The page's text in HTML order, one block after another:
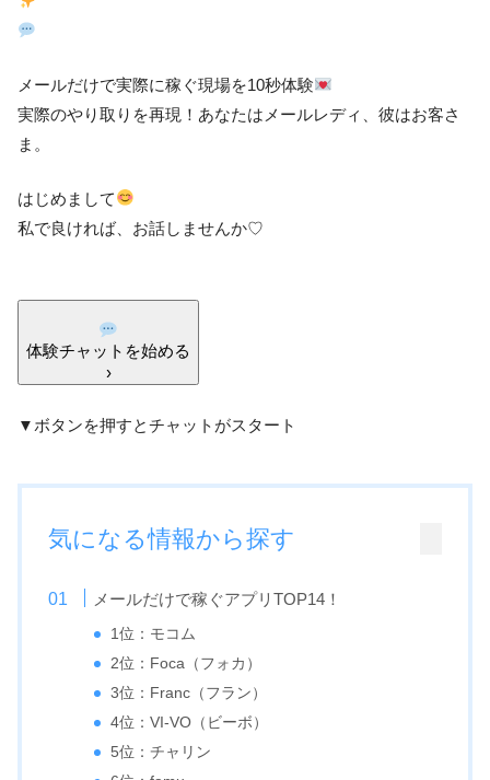
メールだけで実際に稼ぐ現場を10秒体験
実際のやり取りを再現！あなたはメールレディ、彼はお客さ
ま。
はじめまして
私で良ければ、お話しませんか♡
体験チャットを始める
›
▼ボタンを押すとチャットがスタート
気になる情報から探す
メールだけで稼ぐアプリTOP14！
1位：モコム
2位：Foca（フォカ）
3位：Franc（フラン）
4位：VI-VO（ビーボ）
5位：チャリン